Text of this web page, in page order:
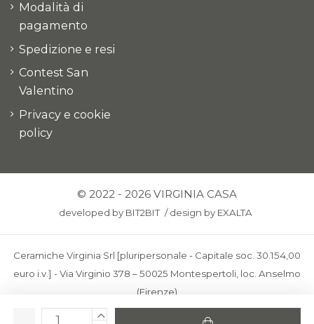
Modalità di
pagamento
Spedizione e resi
Contest San
Valentino
Privacy e cookie
policy
© 2022 - 2026 VIRGINIA CASA
developed by BIT2BIT /design by EXALTA
Ceramiche Virginia Srl [pluripersonale - Capitale soc. 30.154,00
euro i.v.] - Via Virginio 378 – 50025 Montespertoli, loc. Anselmo
(Firenze)
C.F. e P.IVA: IT00436100481 - REA: FI-227733 - PEC: